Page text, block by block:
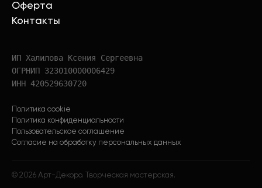
Оферта
Контакты
ИП Халилова Ксения Сергеевна
ОГРНИП 323010000006429
ИНН 420529630720
Политика cookie
Политика конфиденциальности
Пользовательское соглашение
Согласие на обработку персональных данных
© 2026 Арт-Декоро. Творческая мастерская.